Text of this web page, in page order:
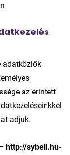
adatközlők
az érintett
adjuk.
http://sybell.hu-